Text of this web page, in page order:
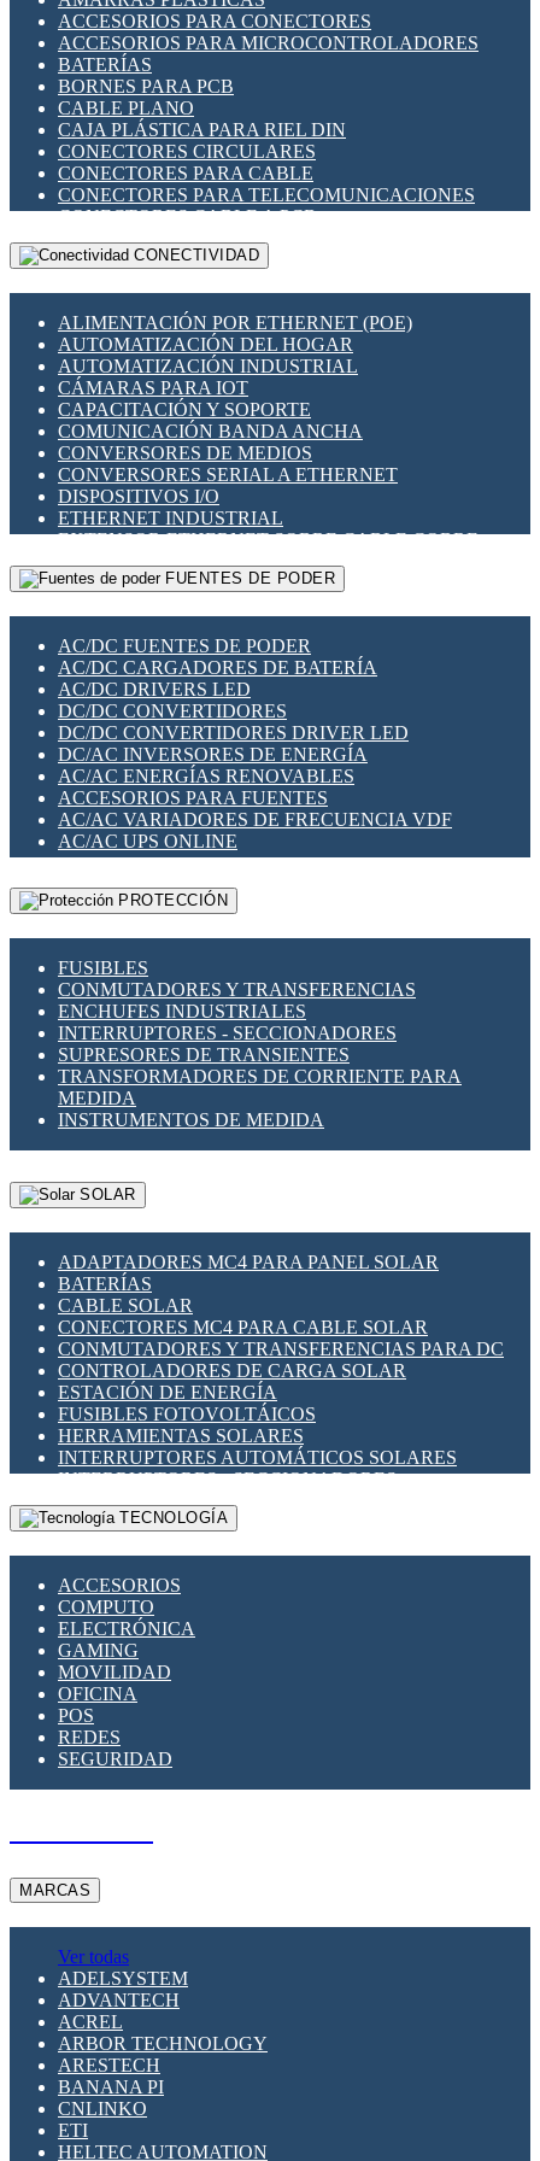
INDICADORES PARA PANEL
INTERFACES DE RELÉ
INTERRUPTORES FIN DE CARRERA
LLAVES CONMUTADORAS
MEDIDORES DE ENERGÍA Y TC'S DE CORRIENTE
MOTORES PASO A PASO
PANTALLAS HMI
PLC -CONTROLADORES LÓGICO PROGRAMABLES
PROGRAMADORES DE HORARIO
RELÉS DE PROTECCIÓN
SENSORES CAPACITIVOS
SENSORES INDUCTIVOS
TEMPORIZADORES
VARIACS
VARIADORES DE FRECUENCIA [VDF]
SECCIONADORES - INTERRUPTORES
MAQUINARIA
ACCESORIOS PARA CONECTORES
ACCESORIOS PARA MICROCONTROLADORES
BATERÍAS
BORNES PARA PCB
CABLE PLANO
CAJA PLÁSTICA PARA RIEL DIN
CONECTORES CIRCULARES
CONECTORES PARA CABLE
CONECTORES PARA TELECOMUNICACIONES
CONECTORES CABLE A PCB
CONECTORES PCB A CABLE
DIP SWITCHES
HERRAMIENTAS VARIAS
ILUMINACIÓN LED
INTERRUPTORES REED
INTERFACES DE RELÉ
OTROS RELÉS
PROTECCIÓN TÉRMICA
RELÉS AUTOMOTRICES
RELÉS DE SEÑAL
RELÉS DE ESTADO SÓLIDO SSR
RELÉS INDUSTRIALES
RELÉS MINIATURA DE POTENCIA
SENSORES MAGNÉTICOS
SWITCH Y MICROSWITCH
TARJETAS PI
UNIÓN Y DERIVACIÓN DE CABLE
CONECTIVIDAD
ALIMENTACIÓN POR ETHERNET (POE)
AUTOMATIZACIÓN DEL HOGAR
AUTOMATIZACIÓN INDUSTRIAL
CÁMARAS PARA IOT
CAPACITACIÓN Y SOPORTE
COMUNICACIÓN BANDA ANCHA
CONVERSORES DE MEDIOS
CONVERSORES SERIAL A ETHERNET
DISPOSITIVOS I/O
ETHERNET INDUSTRIAL
EXTENSOR ETHERNET SOBRE CABLE COBRE
GATEWAY LORAWAN
GESTIÓN DE REDES
PLACAS MODULARES IOT
SWITCHES Y REDES WIFI
SOLUCIONES IOT
SOLUCIONES LORAWAN
SOLUCIONES RED CELULAR
SEGURIDAD PARA REDES
SWITCHES LAN
TELEFONÍA IP (VOIP)
VIGILANCIA IP (CCTV)
MESHTASTIC
FUENTES DE PODER
AC/DC FUENTES DE PODER
AC/DC CARGADORES DE BATERÍA
AC/DC DRIVERS LED
DC/DC CONVERTIDORES
DC/DC CONVERTIDORES DRIVER LED
DC/AC INVERSORES DE ENERGÍA
AC/AC ENERGÍAS RENOVABLES
ACCESORIOS PARA FUENTES
AC/AC VARIADORES DE FRECUENCIA VDF
AC/AC UPS ONLINE
PROTECCIÓN
FUSIBLES
CONMUTADORES Y TRANSFERENCIAS
ENCHUFES INDUSTRIALES
INTERRUPTORES - SECCIONADORES
SUPRESORES DE TRANSIENTES
TRANSFORMADORES DE CORRIENTE PARA
MEDIDA
INSTRUMENTOS DE MEDIDA
SOLAR
ADAPTADORES MC4 PARA PANEL SOLAR
BATERÍAS
CABLE SOLAR
CONECTORES MC4 PARA CABLE SOLAR
CONMUTADORES Y TRANSFERENCIAS PARA DC
CONTROLADORES DE CARGA SOLAR
ESTACIÓN DE ENERGÍA
FUSIBLES FOTOVOLTÁICOS
HERRAMIENTAS SOLARES
INTERRUPTORES AUTOMÁTICOS SOLARES
INTERRUPTORES - SECCIONADORES
FOTOVOLTÁICOS
MONTAJE PANEL SOLAR
SUPRESOR DE TRANSIENTES SPDS PARA
APLICACIONES FOTOVOLTAICAS
TECNOLOGÍA
ACCESORIOS
COMPUTO
ELECTRÓNICA
GAMING
MOVILIDAD
OFICINA
POS
REDES
SEGURIDAD
MARCAS
Ver todas
ADELSYSTEM
ADVANTECH
ACREL
ARBOR TECHNOLOGY
ARESTECH
BANANA PI
CNLINKO
ETI
HELTEC AUTOMATION